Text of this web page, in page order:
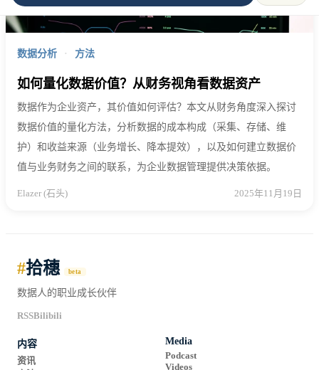
数据分析 · 方法
如何量化数据价值？从财务视角看数据资产
数据作为企业资产，其价值如何评估？本文从财务角度深入探讨
数据价值的量化方法，分析数据的成本构成（采集、存储、维
护）和收益来源（业务增长、降本提效），以及如何建立数据价
值与业务财务之间的联系，为企业数据管理提供决策依据。
Elazer (石头) 2025年11月19日
#拾穗 beta
数据人的职业成长伙伴
RSSBilibili
内容
资讯
Media
Podcast
Videos